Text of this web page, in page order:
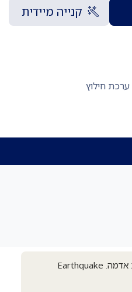
קנייה מיידית
ערכת חילוץ
ערכת חילוץ והצלה לרעידות אדמה. Earthquake